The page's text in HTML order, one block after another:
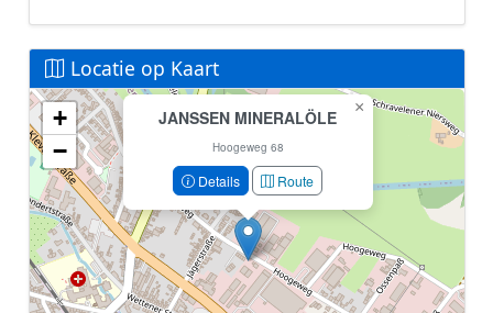
Locatie op Kaart
Geen locatiegegevens beschikbaar voor dit station.
Dit station heeft geen GPS coördinaten in de database.
JANSSEN MINERALÖLE
Hoogeweg 68
Details Route
×
+
−